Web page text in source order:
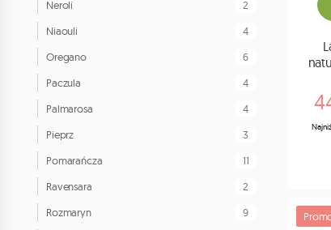
Neroli 2
Niaouli 4
Oregano 6
Paczula 4
Palmarosa 4
Pieprz 3
Pomarańcza 11
Ravensara 2
Rozmaryn 9